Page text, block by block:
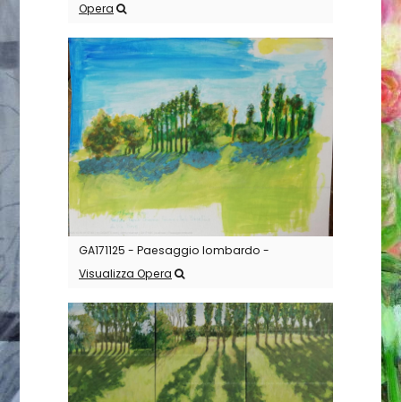
Opera
GA171125 - Paesaggio lombardo -
Visualizza Opera